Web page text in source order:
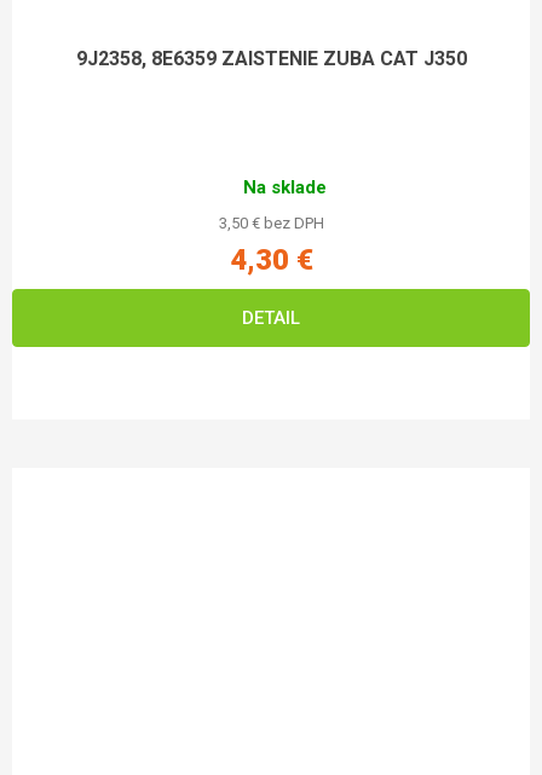
9J2358, 8E6359 ZAISTENIE ZUBA CAT J350
Na sklade
3,50 € bez DPH
4,30 €
DETAIL